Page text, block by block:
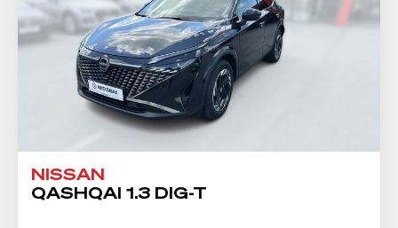
NISSAN
QASHQAI 1.3 DIG-T